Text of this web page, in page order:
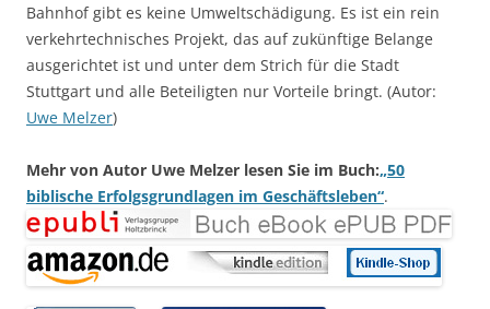
Bahnhof gibt es keine Umweltschädigung. Es ist ein rein
verkehrtechnisches Projekt, das auf zukünftige Belange
ausgerichtet ist und unter dem Strich für die Stadt
Stuttgart und alle Beteiligten nur Vorteile bringt. (Autor:
Uwe Melzer)
Mehr von Autor Uwe Melzer lesen Sie im Buch:„50
biblische Erfolgsgrundlagen im Geschäftsleben“.